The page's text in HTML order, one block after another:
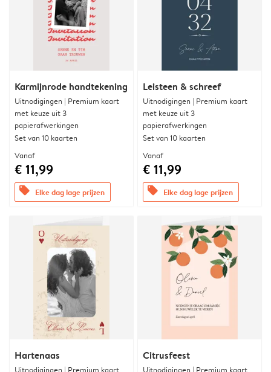
Karmijnrode handtekening
Uitnodigingen | Premium kaart
met keuze uit 3
papierafwerkingen
Set van 10 kaarten
Vanaf
€ 11,99
offers Elke dag lage prijzen
Leisteen & schreef
Uitnodigingen | Premium kaart
met keuze uit 3
papierafwerkingen
Set van 10 kaarten
Vanaf
€ 11,99
offers Elke dag lage prijzen
Hartenaas
Uitnodigingen | Premium kaart
Citrusfeest
Uitnodigingen | Premium kaart